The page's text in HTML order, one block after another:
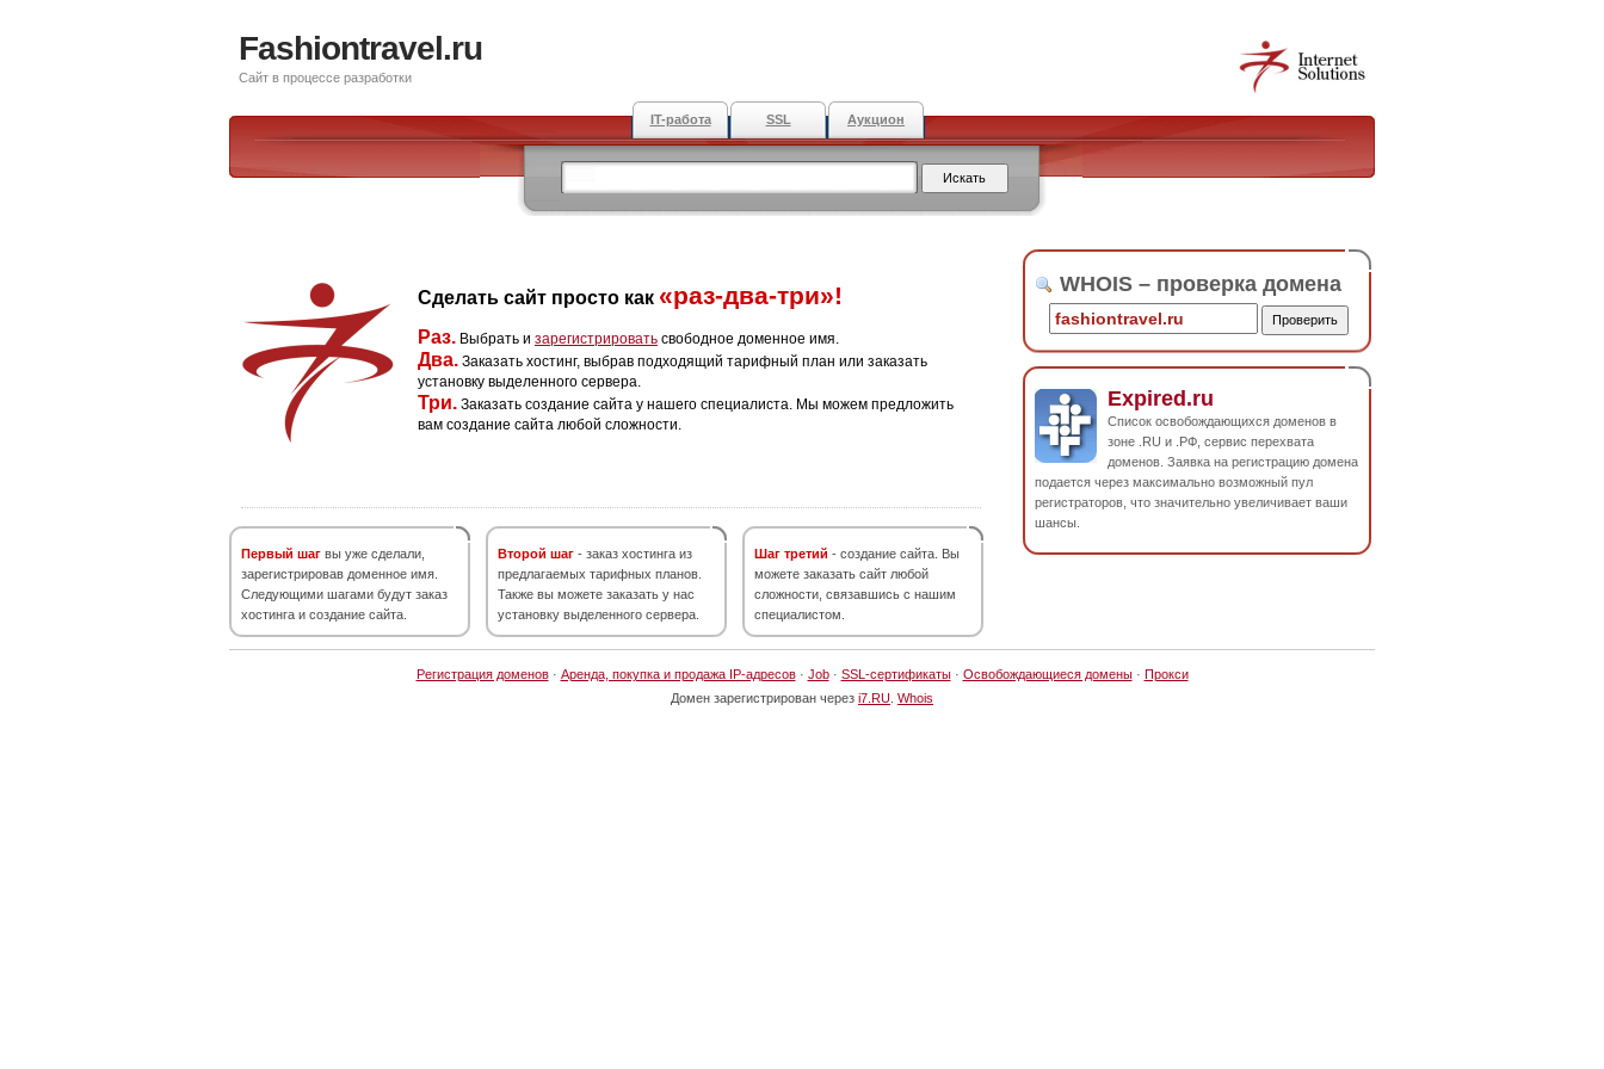
Fashiontravel.ru
Сайт в процессе разработки
IT-работа SSL Аукцион
Сделать сайт просто как «раз-два-три»!
Раз. Выбрать и зарегистрировать свободное доменное имя.
Два. Заказать хостинг, выбрав подходящий тарифный план или заказать
установку выделенного сервера.
Три. Заказать создание сайта у нашего специалиста. Мы можем предложить
вам создание сайта любой сложности.
Первый шаг вы уже сделали,
зарегистрировав доменное имя.
Следующими шагами будут заказ
хостинга и создание сайта.
Второй шаг - заказ хостинга из
предлагаемых тарифных планов.
Также вы можете заказать у нас
установку выделенного сервера.
Шаг третий - создание сайта. Вы
можете заказать сайт любой
сложности, связавшись с нашим
специалистом.
WHOIS – проверка домена
Expired.ru
Список освобождающихся доменов в
зоне .RU и .РФ, сервис перехвата
доменов. Заявка на регистрацию домена
подается через максимально возможный пул
регистраторов, что значительно увеличивает ваши
шансы.
Регистрация доменов· Аренда, покупка и продажа IP-адресов· Job· SSL-сертификаты· Освобождающиеся домены· Прокси
Домен зарегистрирован через i7.RU Whois